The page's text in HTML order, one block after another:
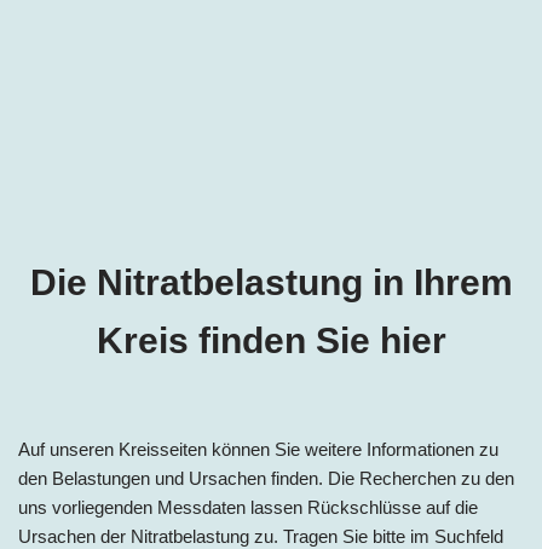
Die Nitratbelastung in Ihrem
Kreis finden Sie hier
Auf unseren Kreisseiten können Sie weitere Informationen zu
den Belastungen und Ursachen finden. Die Recherchen zu den
uns vorliegenden Messdaten lassen Rückschlüsse auf die
Ursachen der Nitratbelastung zu. Tragen Sie bitte im Suchfeld